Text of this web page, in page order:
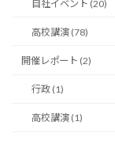
自社イベント (20)
高校講演 (78)
開催レポート (2)
行政 (1)
高校講演 (1)